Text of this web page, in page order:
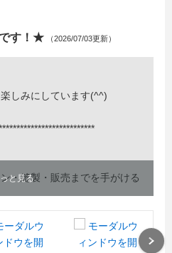
す！★ （2026/07/03更新）
しみにしています(^^)
・縫製・販売までを手がける
識を覆すビジネスモデル★
35年目、社員数が300名以上
と見る